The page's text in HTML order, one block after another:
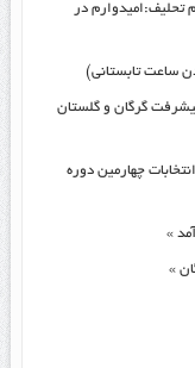
در
ساعت تابستانی)
گرگان و گلستان
چهارمین دوره
»
»